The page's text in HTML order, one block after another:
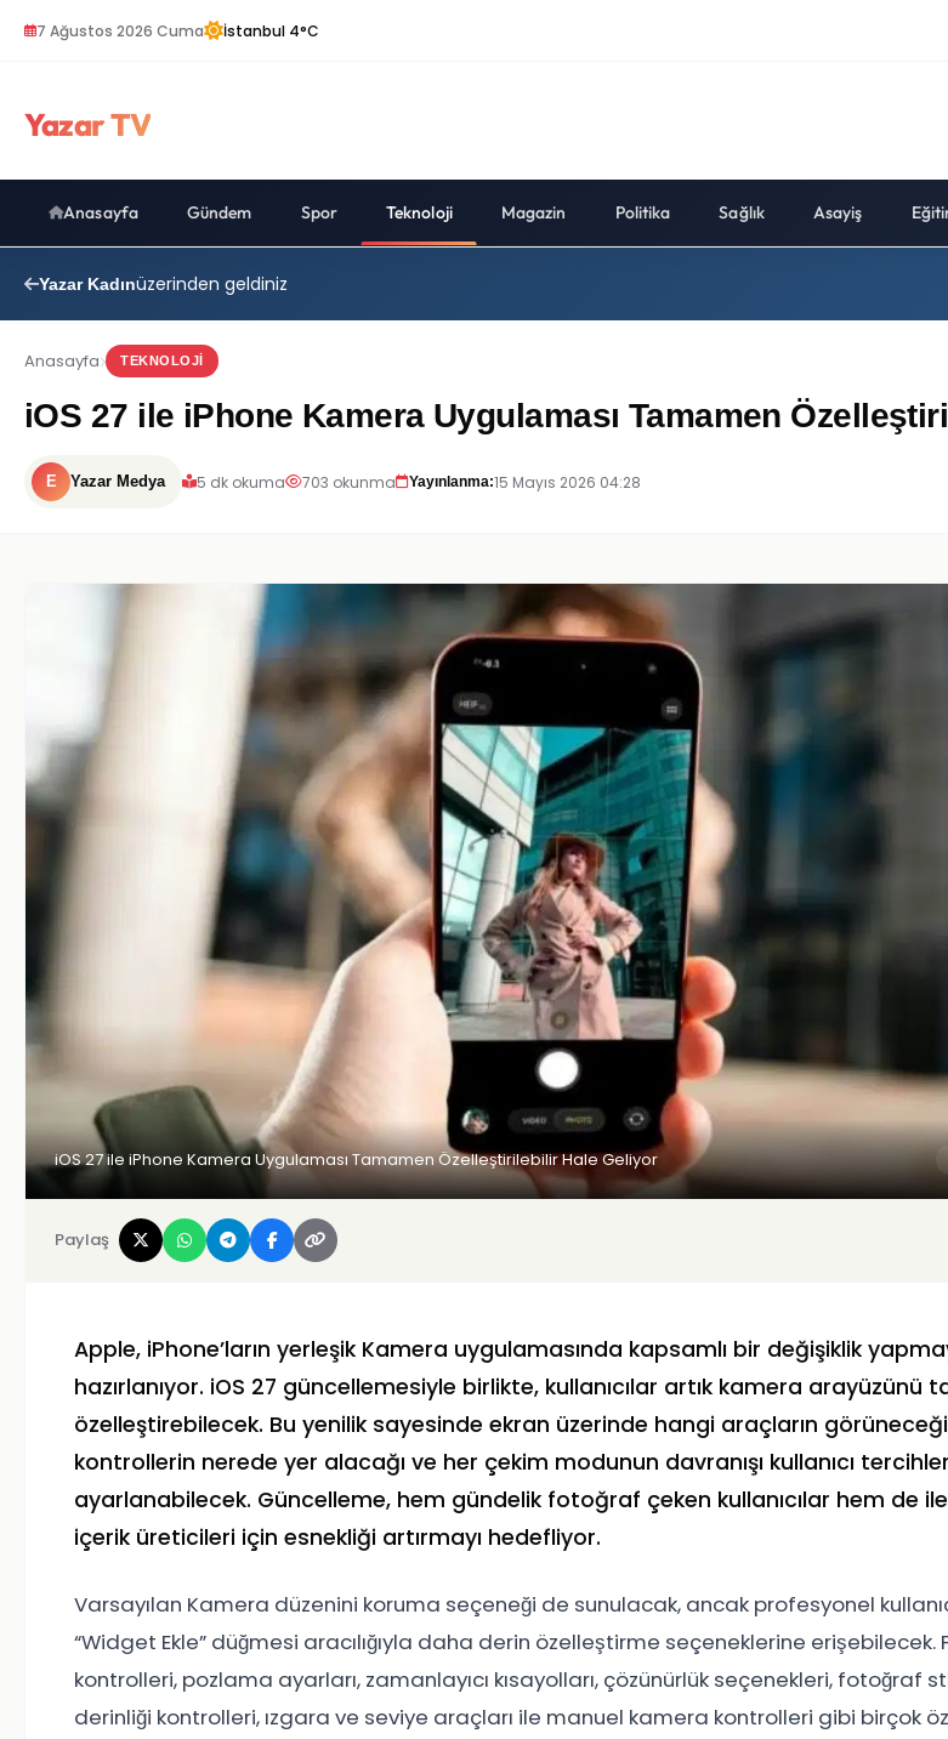
7 Ağustos 2026 Cuma İstanbul 4°C
Yazar TV
Anasayfa Gündem Spor Teknoloji Magazin Politika Sağlık Asayiş
Yazar Kadınüzerinden geldiniz
Anasayfa TEKNOLOJI
iOS 27 ile iPhone Kamera Uygulaması Tamamen
E Yazar Medya 5 dk okuma 703 okunma Yayınlanma:15 Mayıs 2026 04:28
iOS 27 ile iPhone Kamera Uygulaması Tamamen Özelleştirilebilir Hale Geliyor
Paylaş
Apple, iPhone’ların yerleşik Kamera uygulamasında kapsamlı bir değişiklik
hazırlanıyor. iOS 27 güncellemesiyle birlikte, kullanıcılar artık kamera arayüzünü
özelleştirebilecek. Bu yenilik sayesinde ekran üzerinde hangi araçların
kontrollerin nerede yer alacağı ve her çekim modunun davranışı kullanıcı
ayarlanabilecek. Güncelleme, hem gündelik fotoğraf çeken kullanıcılar hem de
içerik üreticileri için esnekliği artırmayı hedefliyor.
Varsayılan Kamera düzenini koruma seçeneği de sunulacak, ancak profesyonel
“Widget Ekle” düğmesi aracılığıyla daha derin özelleştirme seçeneklerine erişebilecek.
kontrolleri, pozlama ayarları, zamanlayıcı kısayolları, çözünürlük seçenekleri, fotoğraf
derinliği kontrolleri, ızgara ve seviye araçları ile manuel kamera kontrolleri gibi birçok